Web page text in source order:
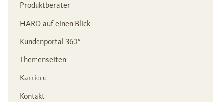
Produktberater
HARO auf einen Blick
Kundenportal 360°
Themenseiten
Karriere
Kontakt